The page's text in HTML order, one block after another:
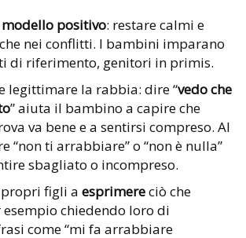
modello positivo: restare calmi e
nei conflitti. I bambini imparano
di riferimento, genitori in primis.
legittimare la rabbia: dire “vedo che
” aiuta il bambino a capire che
va bene e a sentirsi compreso. Al
“non ti arrabbiare” o “non è nulla”
sbagliato o incompreso.
figli a esprimereciò che
esempio chiedendo loro di
come “mi fa arrabbiare